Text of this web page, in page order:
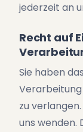
jederzeit an
Recht auf
Sie haben
zu
uns wenden.